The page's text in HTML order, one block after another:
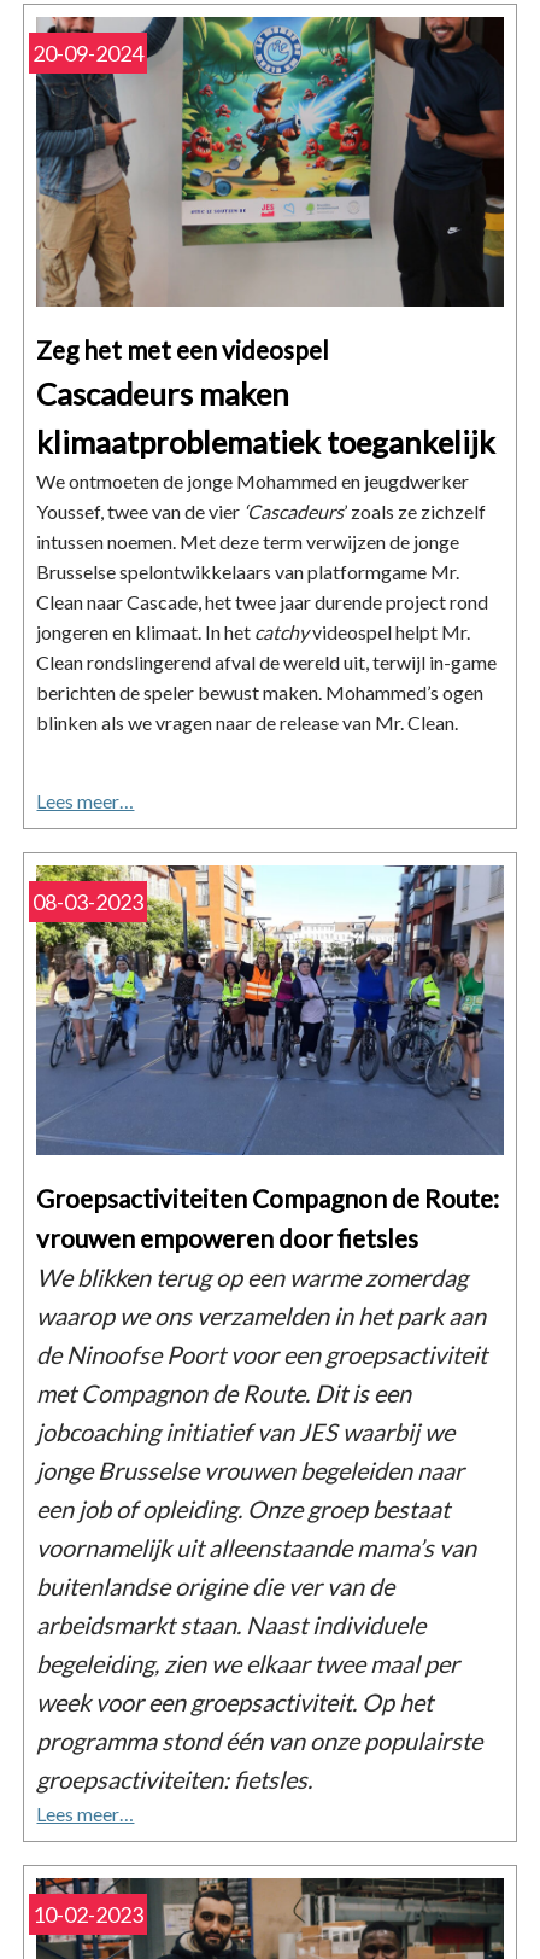
20-09-2024
Zeg het met een videospel
Cascadeurs maken
klimaatproblematiek toegankelijk
We ontmoeten de jonge Mohammed en jeugdwerker
Youssef, twee van de vier ‘Cascadeurs’ zoals ze zichzelf
intussen noemen. Met deze term verwijzen de jonge
Brusselse spelontwikkelaars van platformgame Mr.
Clean naar Cascade, het twee jaar durende project rond
jongeren en klimaat. In het catchyvideospel helpt Mr.
Clean rondslingerend afval de wereld uit, terwijl in-game
berichten de speler bewust maken. Mohammed’s ogen
blinken als we vragen naar de release van Mr. Clean.
Lees meer…
08-03-2023
Groepsactiviteiten Compagnon de Route:
vrouwen empoweren door fietsles
We blikken terug op een warme zomerdag
waarop we ons verzamelden in het park aan
de Ninoofse Poort voor een groepsactiviteit
met Compagnon de Route. Dit is een
jobcoaching initiatief van JES waarbij we
jonge Brusselse vrouwen begeleiden naar
een job of opleiding. Onze groep bestaat
voornamelijk uit alleenstaande mama’s van
buitenlandse origine die ver van de
arbeidsmarkt staan. Naast individuele
begeleiding, zien we elkaar twee maal per
week voor een groepsactiviteit. Op het
programma stond één van onze populairste
groepsactiviteiten: fietsles.
Lees meer…
10-02-2023